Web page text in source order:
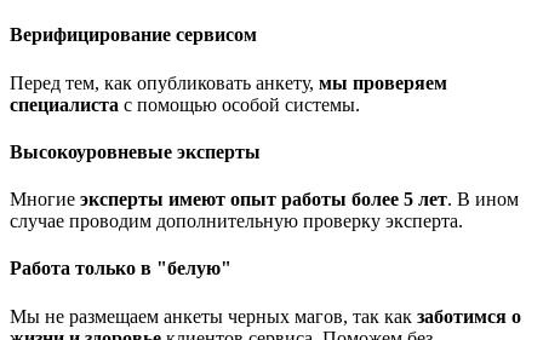
Верифицирование сервисом
Перед тем, как опубликовать анкету, мы проверяем
специалиста с помощью особой системы.
Высокоуровневые эксперты
Многие эксперты имеют опыт работы более 5 лет. В ином
случае проводим дополнительную проверку эксперта.
Работа только в "белую"
Мы не размещаем анкеты черных магов, так как заботимся о